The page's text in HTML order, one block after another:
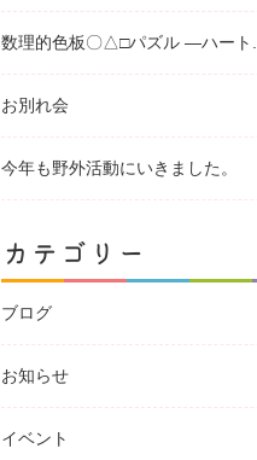
数理的色板〇△□パズル ―ハート
お別れ会
今年も野外活動にいきました。
カテゴリー
ブログ
お知らせ
イベント